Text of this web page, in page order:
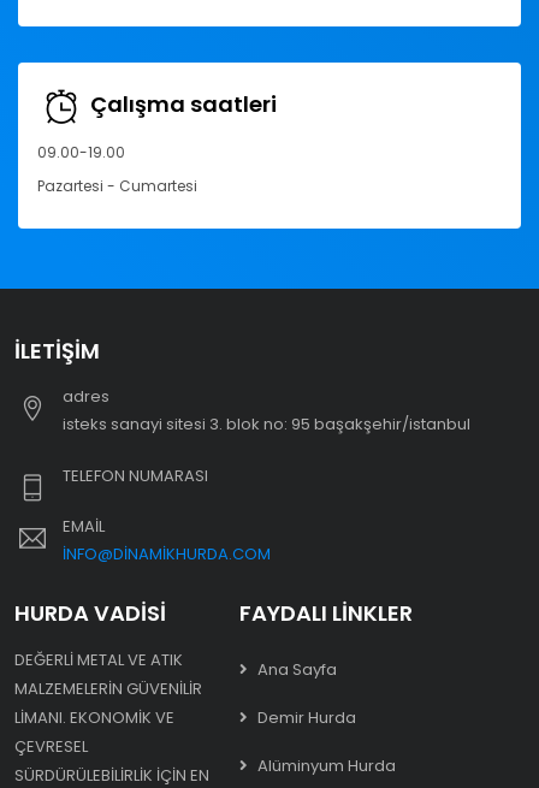
Çalışma saatleri
09.00-19.00
Pazartesi - Cumartesi
İLETIŞIM
adres
i̇steks sanayi sitesi 3. blok no: 95 başakşehir/i̇stanbul
TELEFON NUMARASI
EMAIL
INFO@DINAMIKHURDA.COM
HURDA VADISI
DEĞERLI METAL VE ATIK
MALZEMELERIN GÜVENILIR
LIMANI. EKONOMIK VE
ÇEVRESEL
SÜRDÜRÜLEBILIRLIK IÇIN EN
FAYDALI LINKLER
Ana Sayfa
Demir Hurda
Alüminyum Hurda